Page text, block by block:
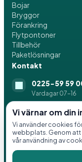
Vi värnar om din
Vi använder cookies
webbplats. Genom
vår användning av
Bojar
Bryggor
Förankring
Flytpontoner
Tillbehör
Paketlösningar
Kontakt
0225-59 59
Vardagar 07-16
Idrottsvägen 8,